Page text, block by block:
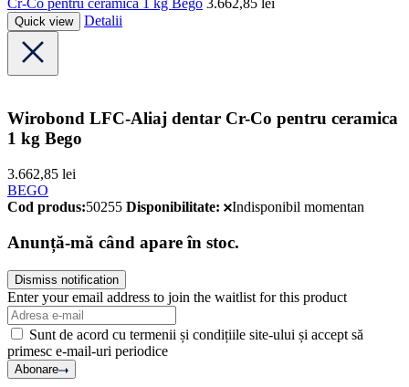
Quick view Detalii
Wirobond LFC-Aliaj dentar Cr-Co pentru ceramica
1 kg Bego
3.662,85 lei
BEGO
Cod produs:50255 Disponibilitate: Indisponibil momentan
Anunță-mă când apare în stoc.
Dismiss notification
Enter your email address to join the waitlist for this product
Sunt de acord cu termenii și condițiile site-ului și accept să
primesc e-mail-uri periodice
Abonare